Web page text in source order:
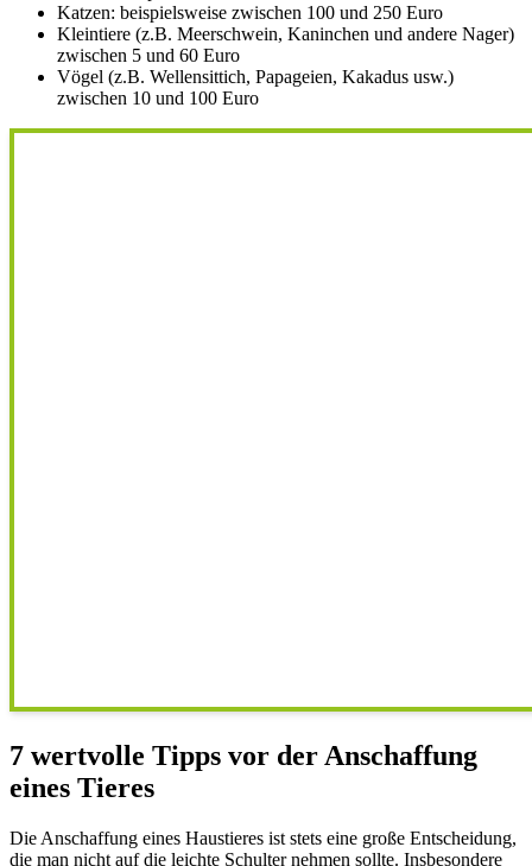
Katzen: beispielsweise zwischen 100 und 250 Euro
Kleintiere (z.B. Meerschwein, Kaninchen und andere Nager)
zwischen 5 und 60 Euro
Vögel (z.B. Wellensittich, Papageien, Kakadus usw.)
zwischen 10 und 100 Euro
7 wertvolle Tipps vor der Anschaffung
eines Tieres
Die Anschaffung eines Haustieres ist stets eine große Entscheidung,
die man nicht auf die leichte Schulter nehmen sollte. Insbesondere